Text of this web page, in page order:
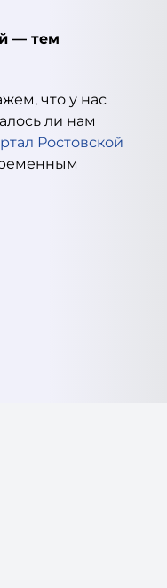
— тем
что у нас
ли нам
Ростовской